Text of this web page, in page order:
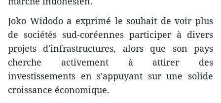
Joko Widodo a exprimé le souhait de voir plus
de sociétés sud-coréennes participer à divers
projets d'infrastructures, alors que son pays
cherche activement à attirer des
investissements en s'appuyant sur une solide
croissance économique.